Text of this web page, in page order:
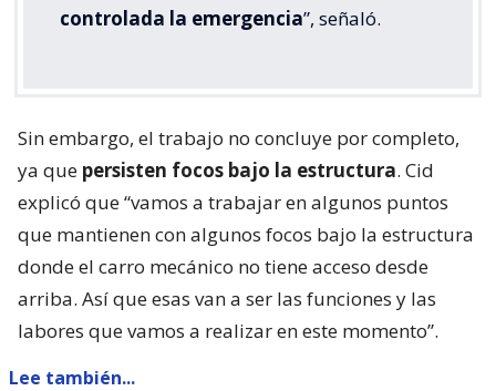
controlada la emergencia”, señaló.
Sin embargo, el trabajo no concluye por completo,
ya que persisten focos bajo la estructura. Cid
explicó que “vamos a trabajar en algunos puntos
que mantienen con algunos focos bajo la estructura
donde el carro mecánico no tiene acceso desde
arriba. Así que esas van a ser las funciones y las
labores que vamos a realizar en este momento”.
Lee también...